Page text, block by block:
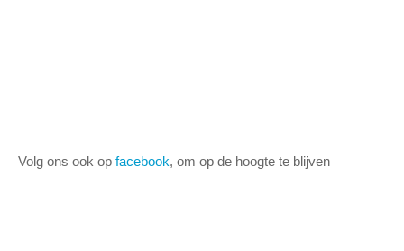
Volg ons ook op facebook, om op de hoogte te blijven